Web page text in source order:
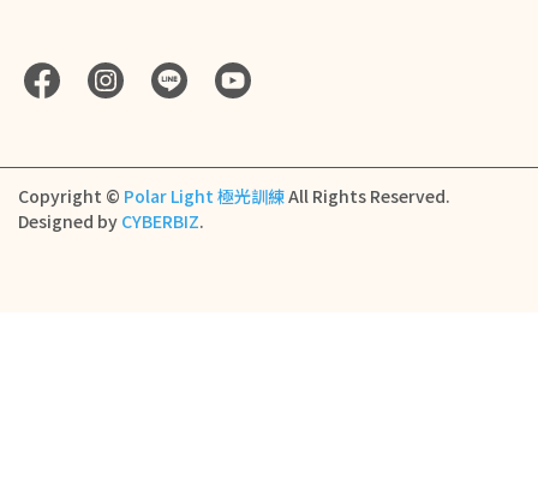
Copyright © Polar Light 極光訓練All Rights Reserved.
Designed by CYBERBIZ.